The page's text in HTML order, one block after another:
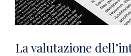
La valutazione